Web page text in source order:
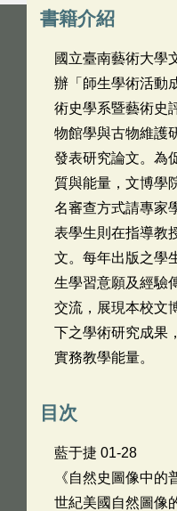
書籍介紹
國立臺南藝術大學
辦「師生學術活動
術史學系暨藝術史
物館學與古物維護
發表研究論文。為
質與能量，文博學
名審查方式請專家
表學生則在指導教
文。每年出版之學
生學習意願及經驗
交流，展現本校文
下之學術研究成果
實務教學能量。
目次
藍于捷 01-28
《自然史圖像中
世紀美國自然圖像